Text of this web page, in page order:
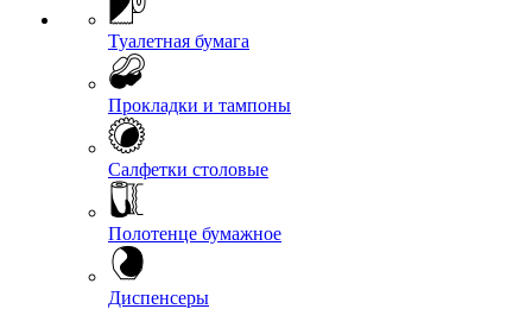
Туалетная бумага
Прокладки и тампоны
Салфетки столовые
Полотенце бумажное
Диспенсеры